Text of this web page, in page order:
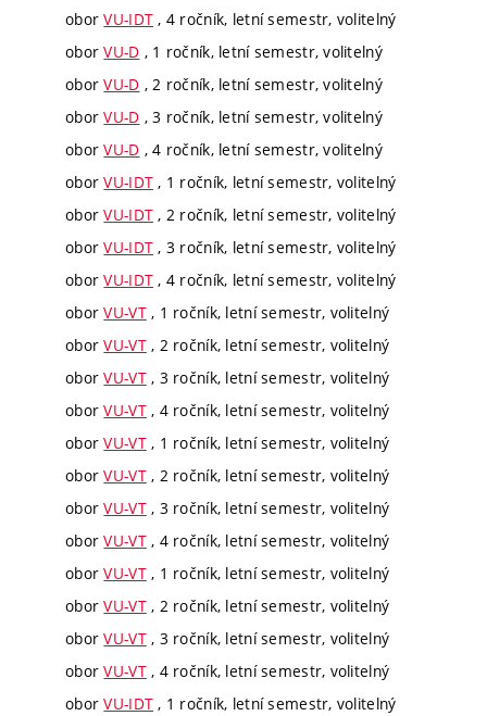
oborVU-IDT , 4 ročník, letní semestr, volitelný
oborVU-D , 1 ročník, letní semestr, volitelný
oborVU-D , 2 ročník, letní semestr, volitelný
oborVU-D , 3 ročník, letní semestr, volitelný
oborVU-D , 4 ročník, letní semestr, volitelný
oborVU-IDT , 1 ročník, letní semestr, volitelný
oborVU-IDT , 2 ročník, letní semestr, volitelný
oborVU-IDT , 3 ročník, letní semestr, volitelný
oborVU-IDT , 4 ročník, letní semestr, volitelný
oborVU-VT, 1 ročník, letní semestr, volitelný
oborVU-VT, 2 ročník, letní semestr, volitelný
oborVU-VT, 3 ročník, letní semestr, volitelný
oborVU-VT, 4 ročník, letní semestr, volitelný
oborVU-VT, 1 ročník, letní semestr, volitelný
oborVU-VT, 2 ročník, letní semestr, volitelný
oborVU-VT, 3 ročník, letní semestr, volitelný
oborVU-VT, 4 ročník, letní semestr, volitelný
oborVU-VT, 1 ročník, letní semestr, volitelný
oborVU-VT, 2 ročník, letní semestr, volitelný
oborVU-VT, 3 ročník, letní semestr, volitelný
oborVU-VT, 4 ročník, letní semestr, volitelný
oborVU-IDT , 1 ročník, letní semestr, volitelný